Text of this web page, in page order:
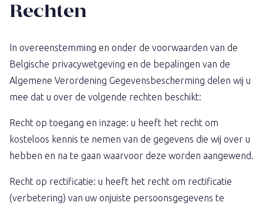
Rechten
In overeenstemming en onder de voorwaarden van de
Belgische privacywetgeving en de bepalingen van de
Algemene Verordening Gegevensbescherming delen wij u
mee dat u over de volgende rechten beschikt:
Recht op toegang en inzage: u heeft het recht om
kosteloos kennis te nemen van de gegevens die wij over u
hebben en na te gaan waarvoor deze worden aangewend.
Recht op rectificatie: u heeft het recht om rectificatie
(verbetering) van uw onjuiste persoonsgegevens te